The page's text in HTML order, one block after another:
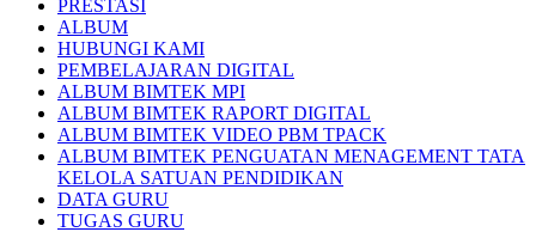
PRESTASI
ALBUM
HUBUNGI KAMI
PEMBELAJARAN DIGITAL
ALBUM BIMTEK MPI
ALBUM BIMTEK RAPORT DIGITAL
ALBUM BIMTEK VIDEO PBM TPACK
ALBUM BIMTEK PENGUATAN MENAGEMENT TATA
KELOLA SATUAN PENDIDIKAN
DATA GURU
TUGAS GURU